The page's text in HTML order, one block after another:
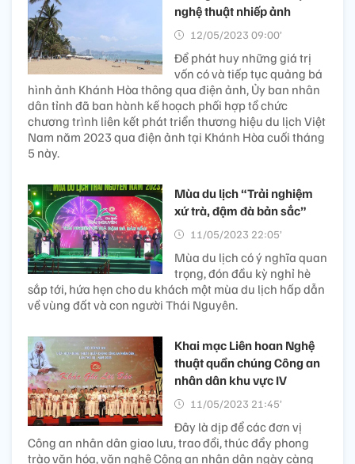
nghệ thuật nhiếp ảnh
12/05/2023 09:00’
Để phát huy những giá trị
vốn có và tiếp tục quảng bá
hình ảnh Khánh Hòa thông qua điện ảnh, Ủy ban nhân
dân tỉnh đã ban hành kế hoạch phối hợp tổ chức
chương trình liên kết phát triển thương hiệu du lịch Việt
Nam năm 2023 qua điện ảnh tại Khánh Hòa cuối tháng
5 này.
Mùa du lịch “Trải nghiệm
xứ trà, đậm đà bản sắc”
11/05/2023 22:05’
Mùa du lịch có ý nghĩa quan
trọng, đón đầu kỳ nghỉ hè
sắp tới, hứa hẹn cho du khách một mùa du lịch hấp dẫn
về vùng đất và con người Thái Nguyên.
Khai mạc Liên hoan Nghệ
thuật quần chúng Công an
nhân dân khu vực IV
11/05/2023 21:45’
Đây là dịp để các đơn vị
Công an nhân dân giao lưu, trao đổi, thúc đẩy phong
trào văn hóa, văn nghệ Công an nhân dân ngày càng